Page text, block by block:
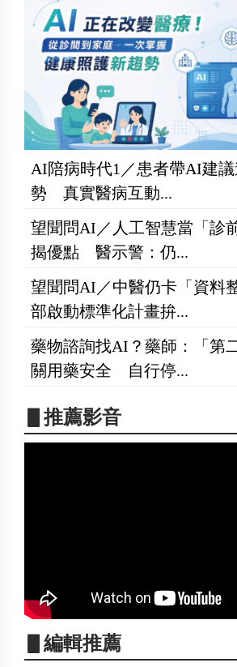
AI陪病時代1／患者帶AI建
勢 真實醫病互動...
望聞問AI／人工智慧當「診
揭優點 醫示警：仍...
望聞問AI／中醫仍卡「資
部啟動標準化計畫拚...
藥物諮詢找AI？藥師：「第
關用藥安全 自行停...
▋推薦影音
▋編輯推薦